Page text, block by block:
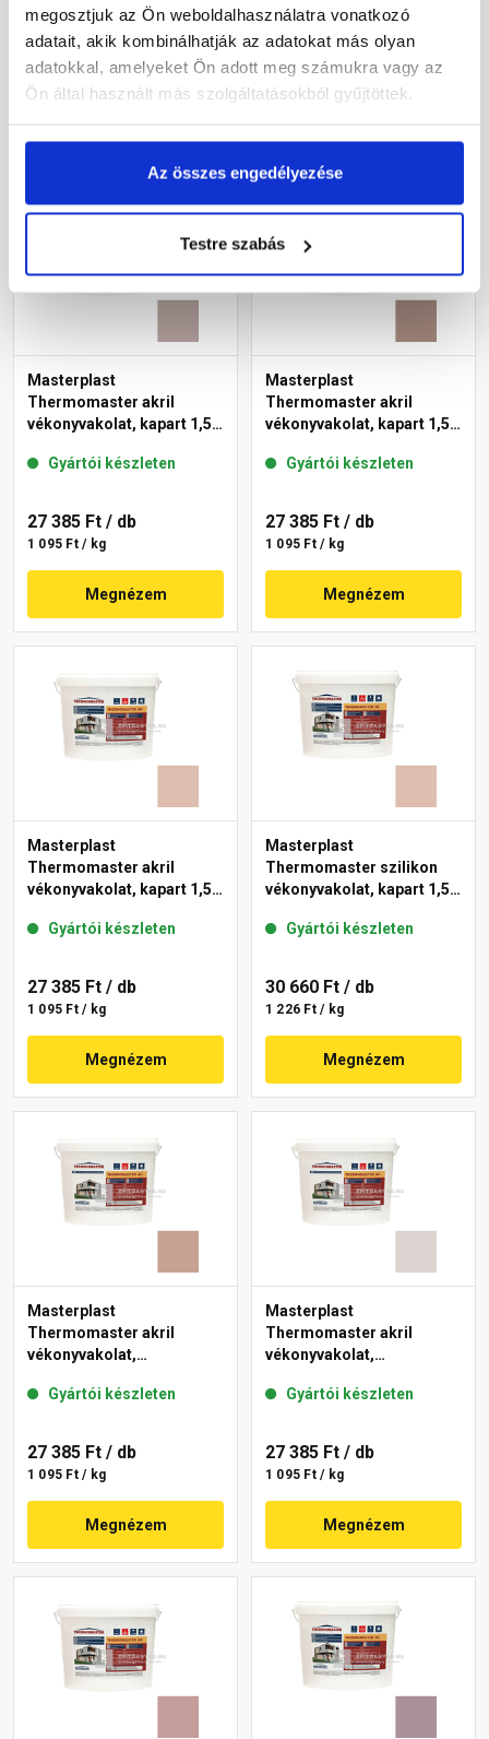
megosztjuk az Ön weboldalhasználatra vonatkozó
adatait, akik kombinálhatják az adatokat más olyan
adatokkal, amelyeket Ön adott meg számukra vagy az
Ön által használt más szolgáltatásokból gyűjtöttek.
Az összes engedélyezése
Testre szabás
27 385 Ft
1 095 Ft / kg
30 660 Ft / db
1 226 Ft / kg
Masterplast
Thermomaster akril
vékonyvakolat, kapart 1,5
Gyártói készleten
27 385 Ft / db
1 095 Ft / kg
Megnézem
Masterplast
Thermomaster akril
vékonyvakolat, kapart 1,5
Gyártói készleten
27 385 Ft / db
1 095 Ft / kg
Megnézem
Masterplast
Thermomaster akril
vékonyvakolat, kapart 1,5
Gyártói készleten
27 385 Ft / db
1 095 Ft / kg
Megnézem
Masterplast
Thermomaster szilikon
vékonyvakolat, kapart 1,5
Gyártói készleten
30 660 Ft / db
1 226 Ft / kg
Megnézem
Masterplast
Thermomaster akril
vékonyvakolat,
13-C 25 kg
Gyártói készleten
27 385 Ft / db
1 095 Ft / kg
Megnézem
Masterplast
Thermomaster akril
vékonyvakolat,
49-E 25 kg
Gyártói készleten
27 385 Ft / db
1 095 Ft / kg
Megnézem